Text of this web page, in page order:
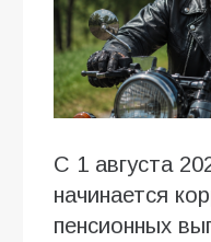
С 1 августа
начинается
пенсионных